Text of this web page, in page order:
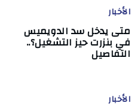
الأخبار
متى يدخل سد الدويميس
في بنزرت حيز التشغيل؟..
التفاصيل
الأخبار